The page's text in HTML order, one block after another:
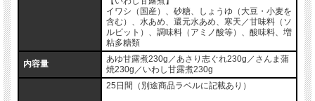
イワシ（国産）、砂糖、しょうゆ（大豆・小麦を
含む）、水あめ、還元水あめ、寒天／甘味料（ソ
ルビット）、調味料（アミノ酸等）、酸味料、増
粘多糖類
内容量
あゆ甘露煮230g／あさり志ぐれ230g／さんま蒲
焼230g／いわし甘露煮230g
25日間（別途商品ラベルに記載あり）